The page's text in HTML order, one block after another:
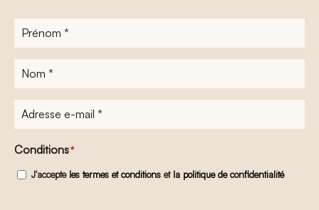
Prénom
Nom
Adresse
e-
mail*
Conditions*
J'accepte les termes et conditions et la politique de confidentialité